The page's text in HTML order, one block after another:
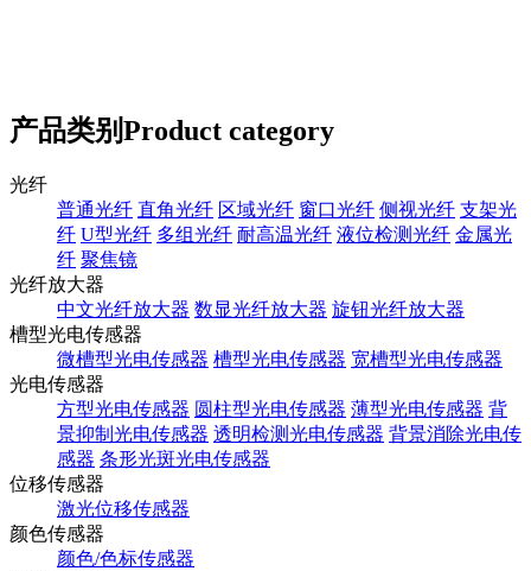
产品类别Product category
光纤
普通光纤 直角光纤 区域光纤 窗口光纤 侧视光纤 支架光
纤 U型光纤 多组光纤 耐高温光纤 液位检测光纤 金属光
纤 聚焦镜
光纤放大器
中文光纤放大器 数显光纤放大器 旋钮光纤放大器
槽型光电传感器
微槽型光电传感器 槽型光电传感器 宽槽型光电传感器
光电传感器
方型光电传感器 圆柱型光电传感器 薄型光电传感器 背
景抑制光电传感器 透明检测光电传感器 背景消除光电传
感器 条形光斑光电传感器
位移传感器
激光位移传感器
颜色传感器
颜色/色标传感器